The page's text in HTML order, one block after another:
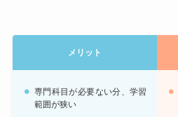
メリット
専門科目が必要ない分、学習
範囲が狭い